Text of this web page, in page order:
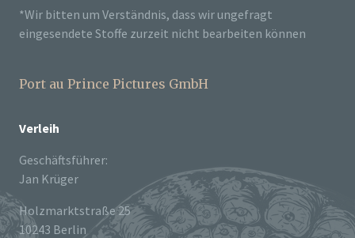
*Wir bitten um Verständnis, dass wir ungefragt
eingesendete Stoffe zurzeit nicht bearbeiten können
Port au Prince Pictures GmbH
Verleih
Geschäftsführer:
Jan Krüger
Holzmarktstraße 25
10243 Berlin